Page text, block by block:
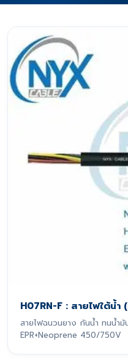
H07RN-F : สายไฟใต้น้ำ
สายไฟฉนวนยาง กันน้ำ ทนน้ำมั
EPR+Neoprene 450/750V